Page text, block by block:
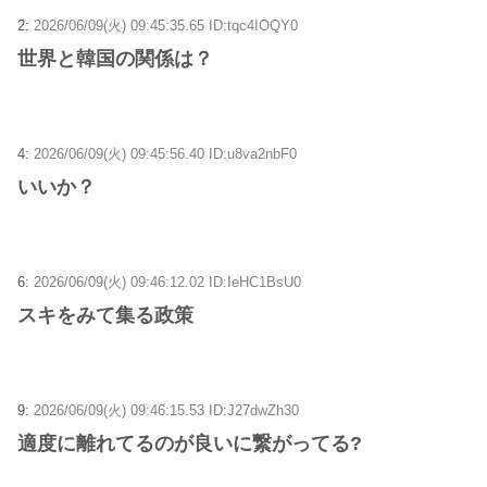
2: 2026/06/09(火) 09:45:35.65 ID:tqc4IOQY0
世界と韓国の関係は？
4: 2026/06/09(火) 09:45:56.40 ID:u8va2nbF0
いいか？
6: 2026/06/09(火) 09:46:12.02 ID:IeHC1BsU0
スキをみて集る政策
9: 2026/06/09(火) 09:46:15.53 ID:J27dwZh30
適度に離れてるのが良いに繋がってる?